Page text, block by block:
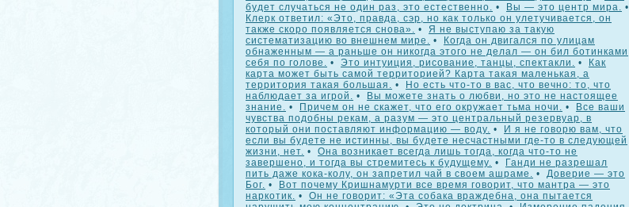
будет случаться не один раз, это естественно. • Вы — это центр мира. •
Клерк ответил: «Это, правда, сэр, но как только он улетучивается, он
также скоро появляется снова». • Я не выступаю за такую
систематизацию во внешнем мире. •
Когда он двигался по улицам
обнаженным — а раньше он никогда этого не делал — он бил ботинками
себя по голове. • Это интуиция, рисование, танцы, спектакли. •
Как
карта может быть самой территорией? Карта такая маленькая, а
территория такая большая. •
Но есть что-то в вас, что вечно: то, что
наблюдает за игрой. •
Вы можете знать о любви, но это не настоящее
знание. • Причем он не скажет, что его окружает тьма ночи. •
Все ваши
чувства подобны рекам, а разум — это центральный резервуар, в
который они поставляют информацию — воду. •
И я не говорю вам, что
если вы будете не истинны, вы будете несчастными где-то в следующей
жизни, нет. • Она возникает всегда лишь тогда, когда что-то не
завершено, и тогда вы стремитесь к будущему. •
Ганди не разрешал
пить даже кока-колу, он запретил чай в своем ашраме. • Доверие — это
Бог. •
Вот почему Кришнамурти все время говорит, что мантра — это
наркотик. • Он не говорит: «Эта собака враждебна, она пытается